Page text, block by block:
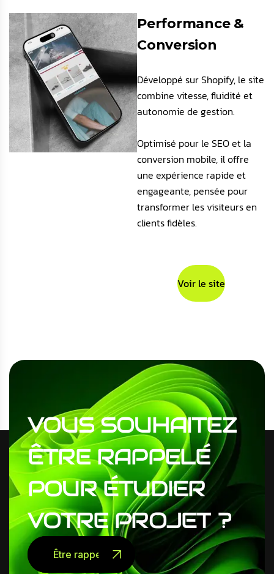
Voir le site
Performance &
Conversion
Développé sur Shopify, le site
combine vitesse, fluidité et
autonomie de gestion.
Optimisé pour le SEO et la
conversion mobile, il offre
une expérience rapide et
engageante, pensée pour
transformer les visiteurs en
clients fidèles.
VOUS SOUHAITEZ
ÊTRE RAPPELÉ
POUR ÉTUDIER
VOTRE PROJET ?
Être rappelé